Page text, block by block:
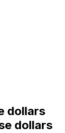
dollars
dollars